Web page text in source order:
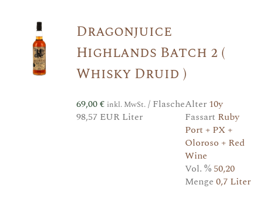
Dragonjuice
Highlands Batch 2 (
Whisky Druid )
69,00€ inkl. MwSt. / Flasche
98,57 EUR Liter
Alter 10y
Fassart Ruby
Port + PX +
Oloroso + Red
Wine
Vol. % 50,20
Menge0,7 Liter